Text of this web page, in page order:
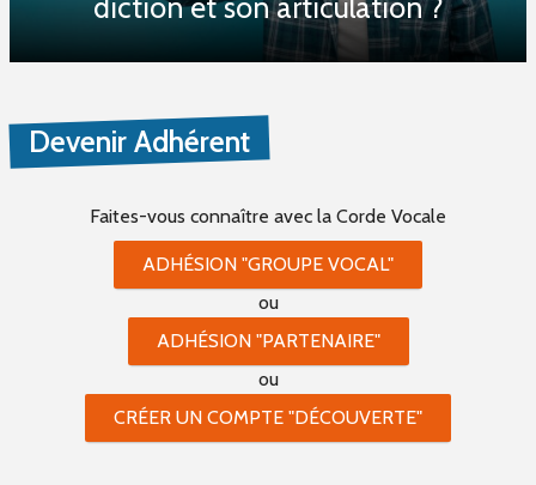
diction et son articulation ?
Devenir Adhérent
Faites-vous connaître avec la Corde Vocale
ADHÉSION "GROUPE VOCAL"
ou
ADHÉSION "PARTENAIRE"
ou
CRÉER UN COMPTE "DÉCOUVERTE"